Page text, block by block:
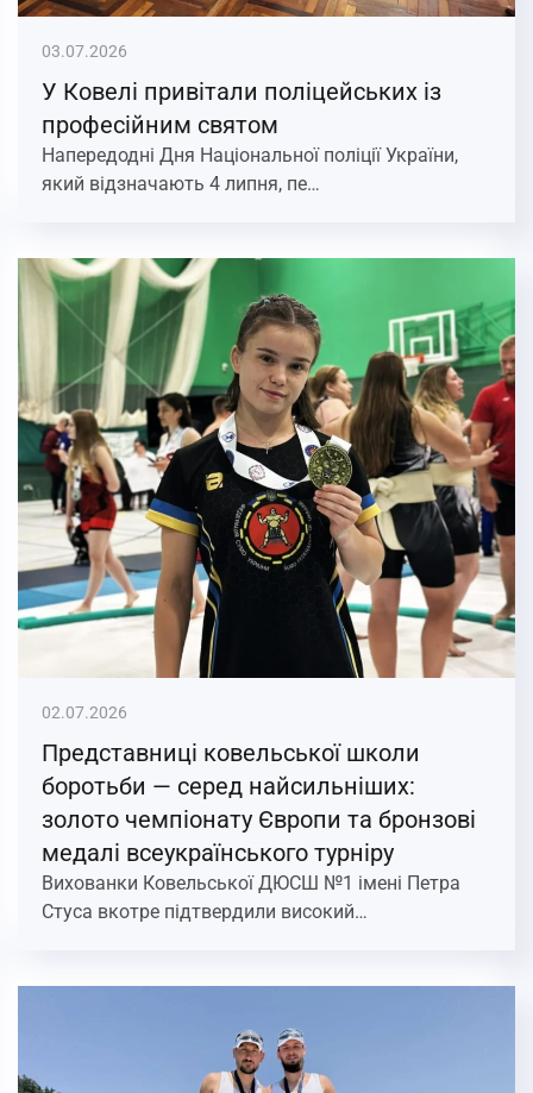
03.07.2026
У Ковелі привітали поліцейських із
професійним святом
Напередодні Дня Національної поліції України,
який відзначають 4 липня, пе…
02.07.2026
Представниці ковельської школи
боротьби — серед найсильніших:
золото чемпіонату Європи та бронзові
медалі всеукраїнського турніру
Вихованки Ковельської ДЮСШ №1 імені Петра
Стуса вкотре підтвердили високий…